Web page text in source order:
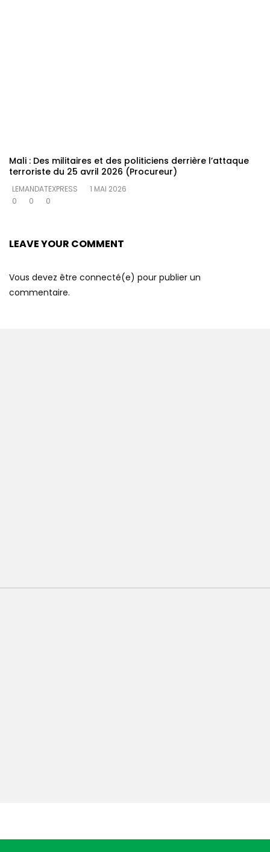
Mali : Des militaires et des politiciens derrière l’attaque
terroriste du 25 avril 2026 (Procureur)
LEMANDATEXPRESS
1 MAI 2026
0
0 0
LEAVE YOUR COMMENT
Vous devez être connecté(e) pour publier un
commentaire.